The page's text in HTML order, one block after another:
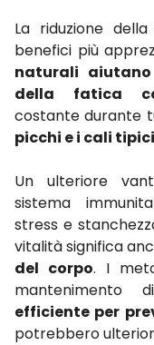
La riduzione
benefici più
naturali
della fatica
costante durante
picchi e i cali
Un ulteriore
sistema
stress e
vitalità significa
del corpo. I
efficiente per
potrebbero